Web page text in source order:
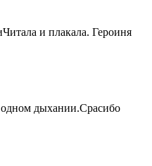
и плакала. Героиня
дыхании.Срасибо